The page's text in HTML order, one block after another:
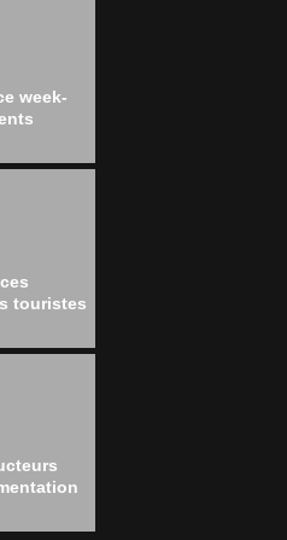
week-
touristes